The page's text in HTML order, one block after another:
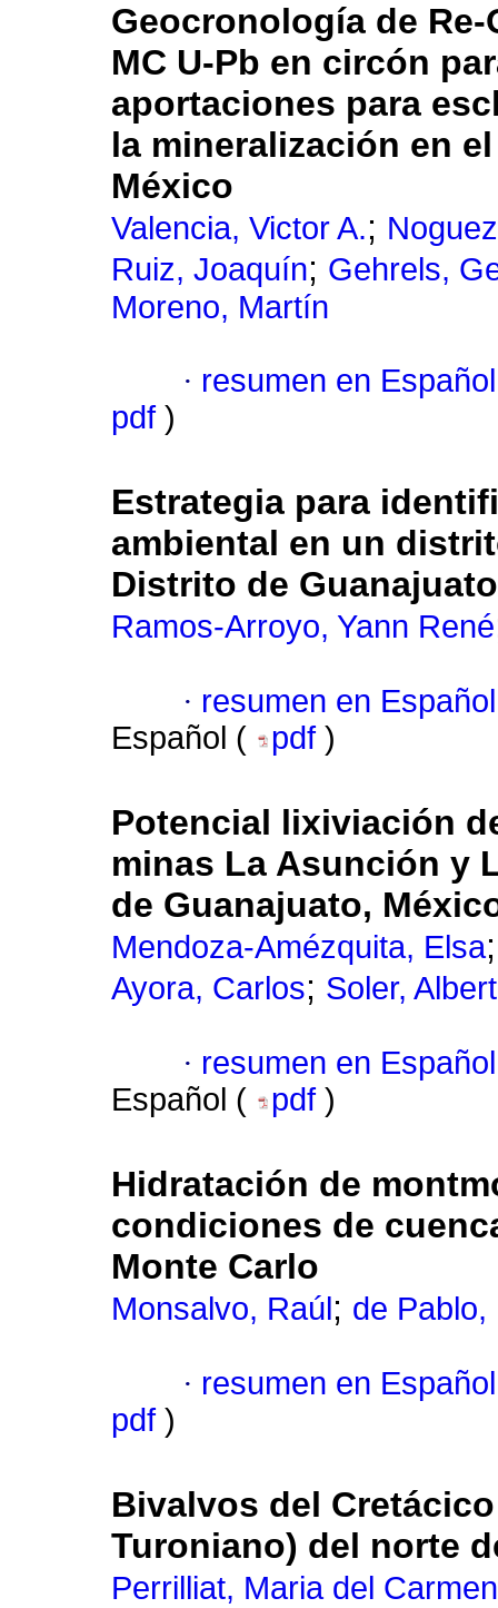
Geocronología de
MC U-Pb en circón
aportaciones para
la mineralización en
México
Valencia, Victor A.;
Ruiz, Joaquín; Gehrels,
Moreno, Martín
· resumen en Español
pdf )
Estrategia para
ambiental en un
Distrito de
Ramos-Arroyo, Yann René
· resumen en Español
Español (
pdf )
Potencial lixiviación
minas La Asunción y
de Guanajuato,
Mendoza-Amézquita, Elsa
Ayora, Carlos; Soler, Albert
· resumen en Español
Español (
pdf )
Hidratación de
condiciones de
Monte Carlo
Monsalvo, Raúl ; de Pablo,
· resumen en Español
pdf )
Bivalvos del
Turoniano) del norte
Perrilliat, Maria del Carmen